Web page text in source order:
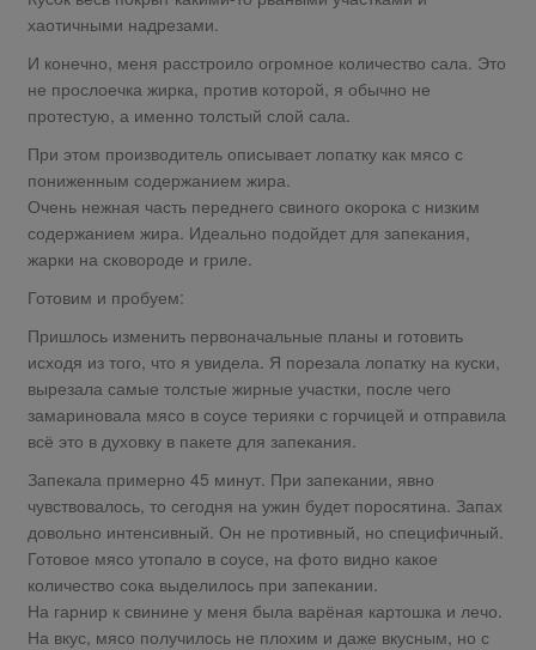
хаотичными надрезами.
И конечно, меня расстроило огромное количество сала. Это
не прослоечка жирка, против которой, я обычно не
протестую, а именно толстый слой сала.
При этом производитель описывает лопатку как мясо с
пониженным содержанием жира.
Очень нежная часть переднего свиного окорока с низким
содержанием жира. Идеально подойдет для запекания,
жарки на сковороде и гриле.
Готовим и пробуем:
Пришлось изменить первоначальные планы и готовить
исходя из того, что я увидела. Я порезала лопатку на куски,
вырезала самые толстые жирные участки, после чего
замариновала мясо в соусе терияки с горчицей и отправила
всё это в духовку в пакете для запекания.
Запекала примерно 45 минут. При запекании, явно
чувствовалось, то сегодня на ужин будет поросятина. Запах
довольно интенсивный. Он не противный, но специфичный.
Готовое мясо утопало в соусе, на фото видно какое
количество сока выделилось при запекании.
На гарнир к свинине у меня была варёная картошка и лечо.
На вкус, мясо получилось не плохим и даже вкусным, но с